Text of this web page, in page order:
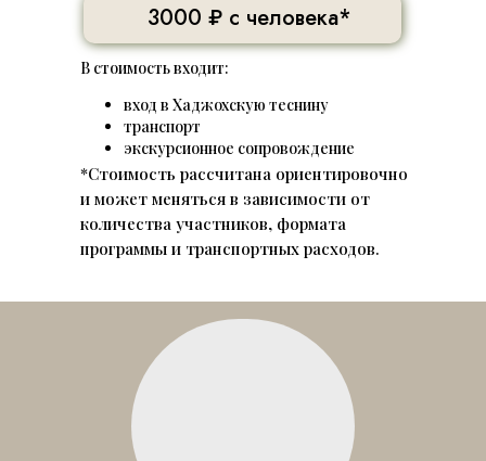
В стоимость входит:
вход в Хаджохскую теснину
транспорт
экскурсионное сопровождение
3000 ₽ с человека*
*Стоимость рассчитана ориентировочно
и может меняться в зависимости от
количества участников, формата
программы и транспортных расходов.